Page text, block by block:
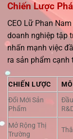
Chiến Lược
CEO Lữ Phan
doanh nghiệp tập
nhấn mạnh việc
ra sản phẩm cạnh
CHIẾN LƯỢC
Đổi Mới Sản
Phẩm
Mở Rộng Thị
Trường